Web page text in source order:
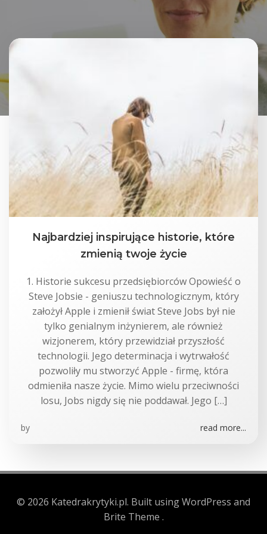
Najbardziej inspirujące historie, które
zmienią twoje życie
1. Historie sukcesu przedsiębiorców Opowieść o
Steve Jobsie - geniuszu technologicznym, który
założył Apple i zmienił świat Steve Jobs był nie
tylko genialnym inżynierem, ale również
wizjonerem, który przewidział przyszłość
technologii. Jego determinacja i wytrwałość
pozwoliły mu stworzyć Apple - firmę, która
odmieniła nasze życie. Mimo wielu przeciwności
losu, Jobs nigdy się nie poddawał. Jego […]
by read more...
© 2026 Katedrakrytyki.pl. Built using WordPress and
Brite Theme .